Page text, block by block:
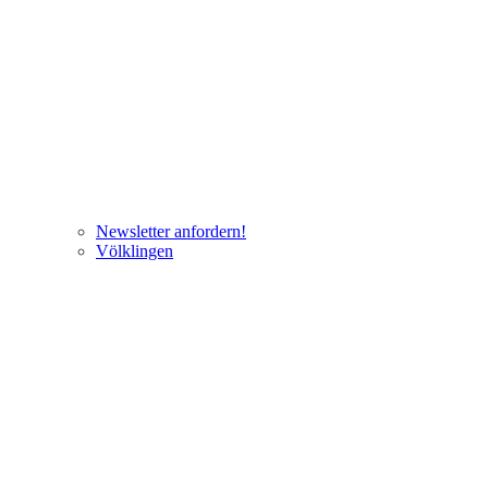
Newsletter anfordern!
Völklingen